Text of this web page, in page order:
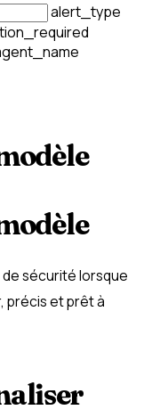
alert_type
de sécurité lorsque
précis et prêt à